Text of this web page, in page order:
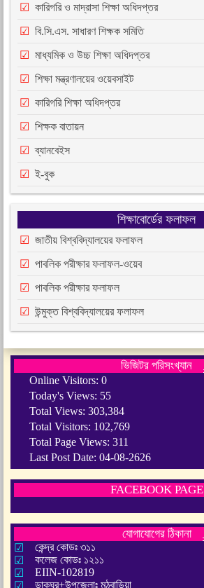
কারিগরি ও মাদ্রাসা শিক্ষা অধিদপ্তর
বি.সি.এস. সাধারণ শিক্ষক সমিতি
মাধ্যমিক ও উচ্চ শিক্ষা অধিদপ্তর
শিক্ষা মন্ত্রণালয়ের ওয়েবসাইট
কারিগরি শিক্ষা অধিদপ্তর
শিক্ষক বাতায়ন
ব্যানবেইস
ই-বুক
শিক্ষাবোর্ডের ফলাফল
জাতীয় বিশ্ববিদ্যালয়ের ফলাফল
পাবলিক পরীক্ষার ফলাফল-ওয়েব
পাবলিক পরীক্ষার ফলাফল
উন্মুক্ত বিশ্ববিদ্যালয়ের ফলাফল
ভিজিটর পরিসংখ্যান
Online Visitors: 0
Today's Views: 55
Total Views: 303,384
Total Visitors: 102,769
Total Page Views: 311
Last Post Date: 04-08-2626
FACEBOOK PAGE
যোগাযোগের ঠিকানা
কেন্দ্র কোডঃ ৩১১
কলেজ কোডঃ ১২১১
EIIN-102819
ডাকঘর+উপজেলাঃ মঠবাড়িয়া